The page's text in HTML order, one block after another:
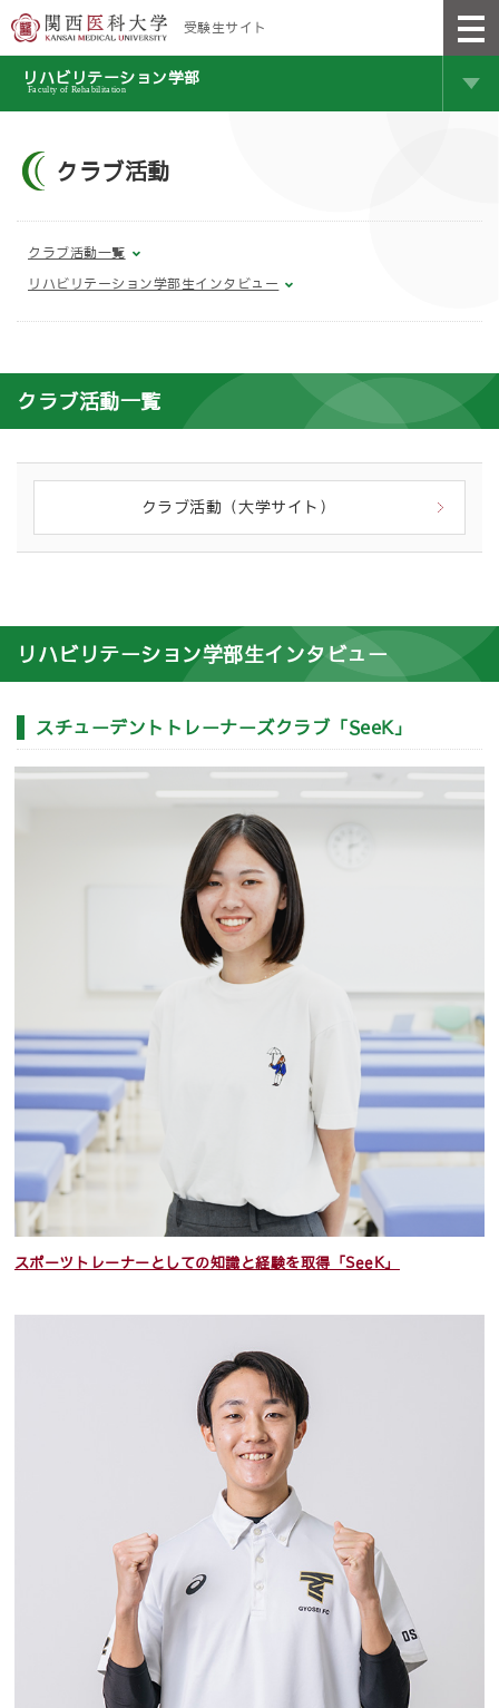
受験生サイト
リハビリテーション学部
Faculty of Rehabilitation
クラブ活動
クラブ活動一覧
リハビリテーション学部生インタビュー
クラブ活動一覧
クラブ活動（大学サイト）
リハビリテーション学部生インタビュー
スチューデントトレーナーズクラブ「SeeK」
スポーツトレーナーとしての知識と経験を取得「SeeK」